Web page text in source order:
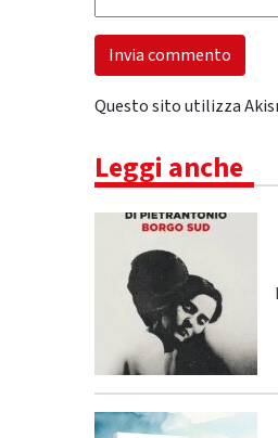
Questo sito utilizza
Leggi anche